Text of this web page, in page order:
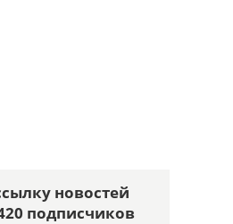
новостей
подписчиков